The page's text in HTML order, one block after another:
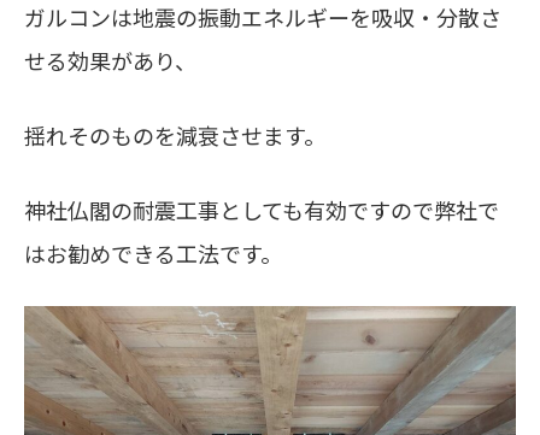
ガルコンは地震の振動エネルギーを吸収・分散さ
せる効果があり、
揺れそのものを減衰させます。
神社仏閣の耐震工事としても有効ですので弊社で
はお勧めできる工法です。